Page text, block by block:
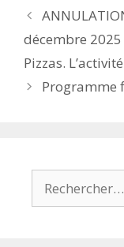
décembre
Pizzas.
Programme